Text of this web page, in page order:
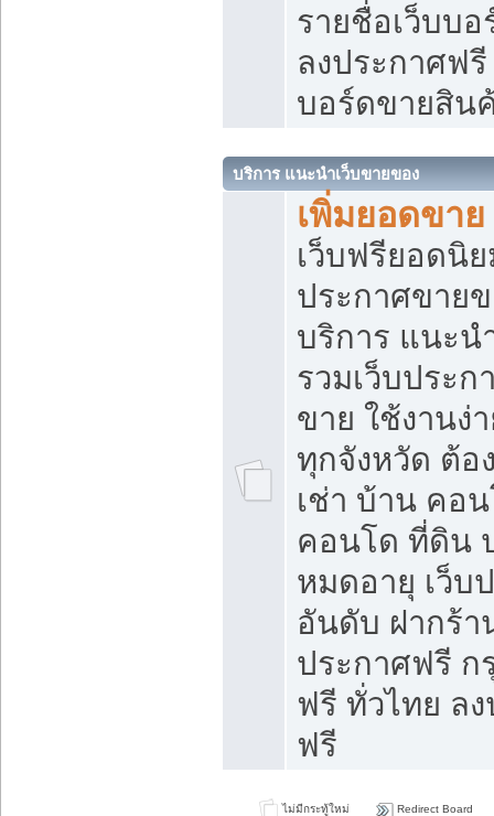
รายชื่อเว็บบ
ลงประกาศฟรี
บอร์ดขายสิน
บริการ แนะนำเว็บขายของ
เพิ่มยอดขา
เว็บฟรียอดนิ
ประกาศขาย
บริการ แนะน
รวมเว็บประก
ขาย ใช้งานง่
ทุกจังหวัด ต้อ
เช่า บ้าน คอ
คอนโด ที่ดิน
หมดอายุ เว็บ
อันดับ ฝากร้า
ประกาศฟรี ก
ฟรี ทั่วไทย ล
ฟรี
ไม่มีกระทู้ใหม่ Redirect Board